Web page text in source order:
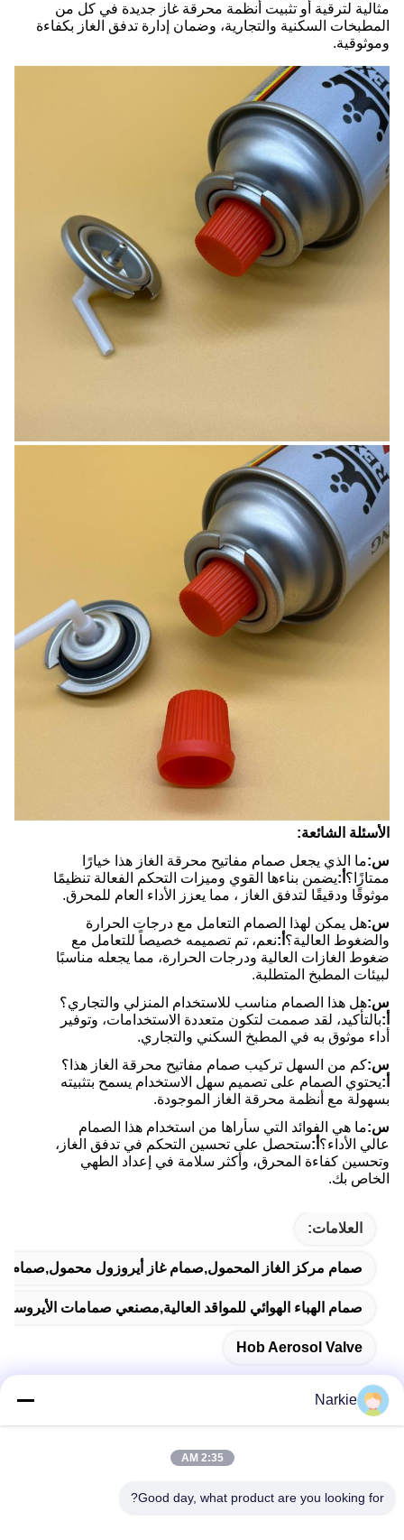
مثالية لترقية أو تثبيت أنظمة محرقة غاز جديدة في كل من
المطبخات السكنية والتجارية، وضمان إدارة تدفق الغاز بكفاءة
وموثوقية.
الأسئلة الشائعة:
س:ما الذي يجعل صمام مفاتيح محرقة الغاز هذا خيارًا
ممتازًا؟ أ:يضمن بناءها القوي وميزات التحكم الفعالة تنظيمًا
موثوقًا ودقيقًا لتدفق الغاز ، مما يعزز الأداء العام للمحرق.
س:هل يمكن لهذا الصمام التعامل مع درجات الحرارة
والضغوط العالية؟ أ:نعم، تم تصميمه خصيصاً للتعامل مع
ضغوط الغازات العالية ودرجات الحرارة، مما يجعله مناسبًا
لبيئات المطبخ المتطلبة.
س:هل هذا الصمام مناسب للاستخدام المنزلي والتجاري؟
أ:بالتأكيد، لقد صممت لتكون متعددة الاستخدامات، وتوفير
أداء موثوق به في المطبخ السكني والتجاري.
س:كم من السهل تركيب صمام مفاتيح محرقة الغاز هذا؟
أ:يحتوي الصمام على تصميم سهل الاستخدام يسمح بتثبيته
بسهولة مع أنظمة محرقة الغاز الموجودة.
س:ما هي الفوائد التي سأراها من استخدام هذا الصمام
عالي الأداء؟ أ:ستحصل على تحسين التحكم في تدفق الغاز،
وتحسين كفاءة المحرق، وأكثر سلامة في إعداد الطهي
الخاص بك.
العلامات:
صمام مركز الغاز المحمول,صمام غاز أيروزول محمول,صمام
صمام الهباء الهوائي للمواقد العالية,مصنعي صمامات
Hob Aerosol Valve
عنوان
Narkie
2:35 AM
Good day, what product are you looking for?